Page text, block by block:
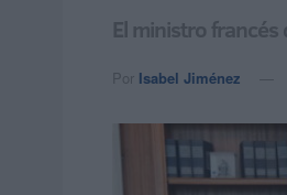
El ministro
Por Isabel Jiménez